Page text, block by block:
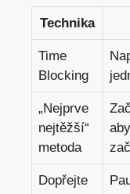
Technika
Time
Blocking
„Nejprve
nejtěžší“
metoda
Dopřejte